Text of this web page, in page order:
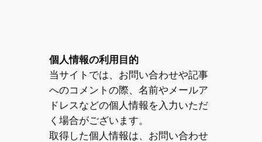
個人情報の利用目的
当サイトでは、お問い合わせや記事
へのコメントの際、名前やメールア
ドレスなどの個人情報を入力いただ
く場合がございます。
取得した個人情報は、お問い合わせ